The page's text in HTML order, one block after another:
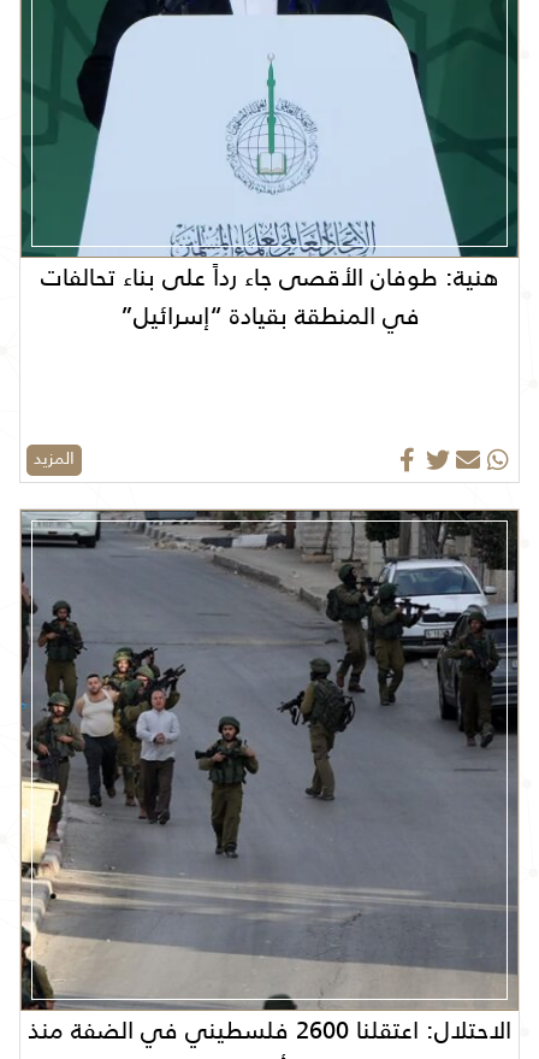
هنية: طوفان الأقصى جاء رداً على بناء تحالفات
في المنطقة بقيادة “إسرائيل”
المزيد
الاحتلال: اعتقلنا 2600 فلسطيني في الضفة منذ